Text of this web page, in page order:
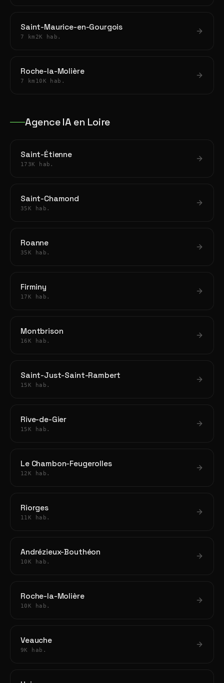
Saint-Maurice-en-Gourgois
7 km 2K hab.
Roche-la-Molière
7 km 10K hab.
Agence IA en Loire
Saint-Étienne
173K hab.
Saint-Chamond
35K hab.
Roanne
35K hab.
Firminy
17K hab.
Montbrison
16K hab.
Saint-Just-Saint-Rambert
15K hab.
Rive-de-Gier
15K hab.
Le Chambon-Feugerolles
12K hab.
Riorges
11K hab.
Andrézieux-Bouthéon
10K hab.
Roche-la-Molière
10K hab.
Veauche
9K hab.